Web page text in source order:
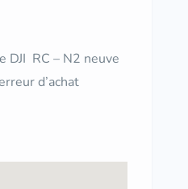
DJI RC – N2 neuve
d’achat